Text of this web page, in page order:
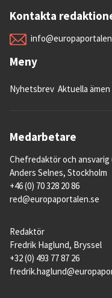
Kontakta
Meny
Nyhetsbrev Aktuella ämen
Medarbetare
Chefredaktör och ansvarig
Anders Selnes, Stockholm
+46 (0) 70 328 20 86
red@europaportalen.se
Redaktör
Fredrik Haglund, Bryssel
+32 (0) 493 77 87 26